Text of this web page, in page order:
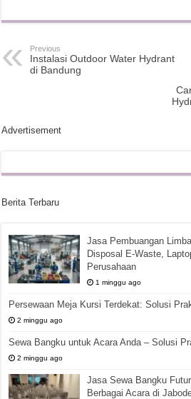
Previous
Instalasi Outdoor Water Hydrant
di Bandung
Advertisement
Berita Terbaru
Jasa Pembuangan
Disposal E-Waste,
Perusahaan
1 minggu ago
Persewaan Meja Kursi Terdekat: Solusi
2 minggu ago
Sewa Bangku untuk Acara Anda – Solusi
2 minggu ago
Jasa Sewa Bangku
Berbagai Acara di